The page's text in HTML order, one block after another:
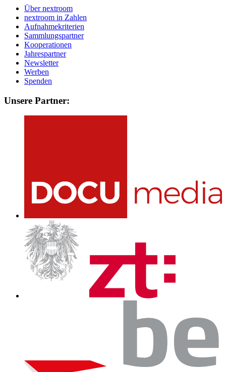
Über nextroom
nextroom in Zahlen
Aufnahmekriterien
Sammlungspartner
Kooperationen
Jahrespartner
Newsletter
Werben
Spenden
Unsere Partner: